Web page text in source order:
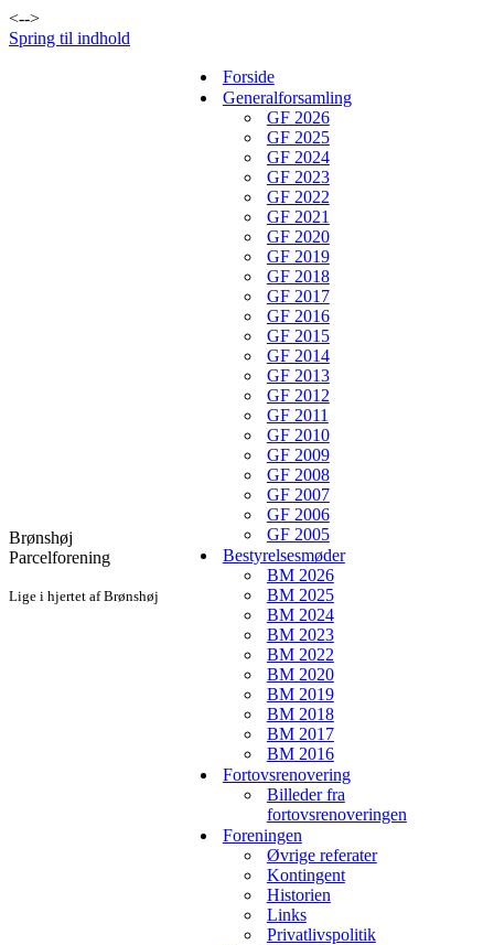
<-->
Spring til indhold
Brønshøj
Parcelforening
Lige i hjertet af Brønshøj
Forside
Generalforsamling
GF 2026
GF 2025
GF 2024
GF 2023
GF 2022
GF 2021
GF 2020
GF 2019
GF 2018
GF 2017
GF 2016
GF 2015
GF 2014
GF 2013
GF 2012
GF 2011
GF 2010
GF 2009
GF 2008
GF 2007
GF 2006
GF 2005
Bestyrelsesmøder
BM 2026
BM 2025
BM 2024
BM 2023
BM 2022
BM 2020
BM 2019
BM 2018
BM 2017
BM 2016
Fortovsrenovering
Billeder fra
fortovsrenoveringen
Foreningen
Øvrige referater
Kontingent
Historien
Links
Privatlivspolitik